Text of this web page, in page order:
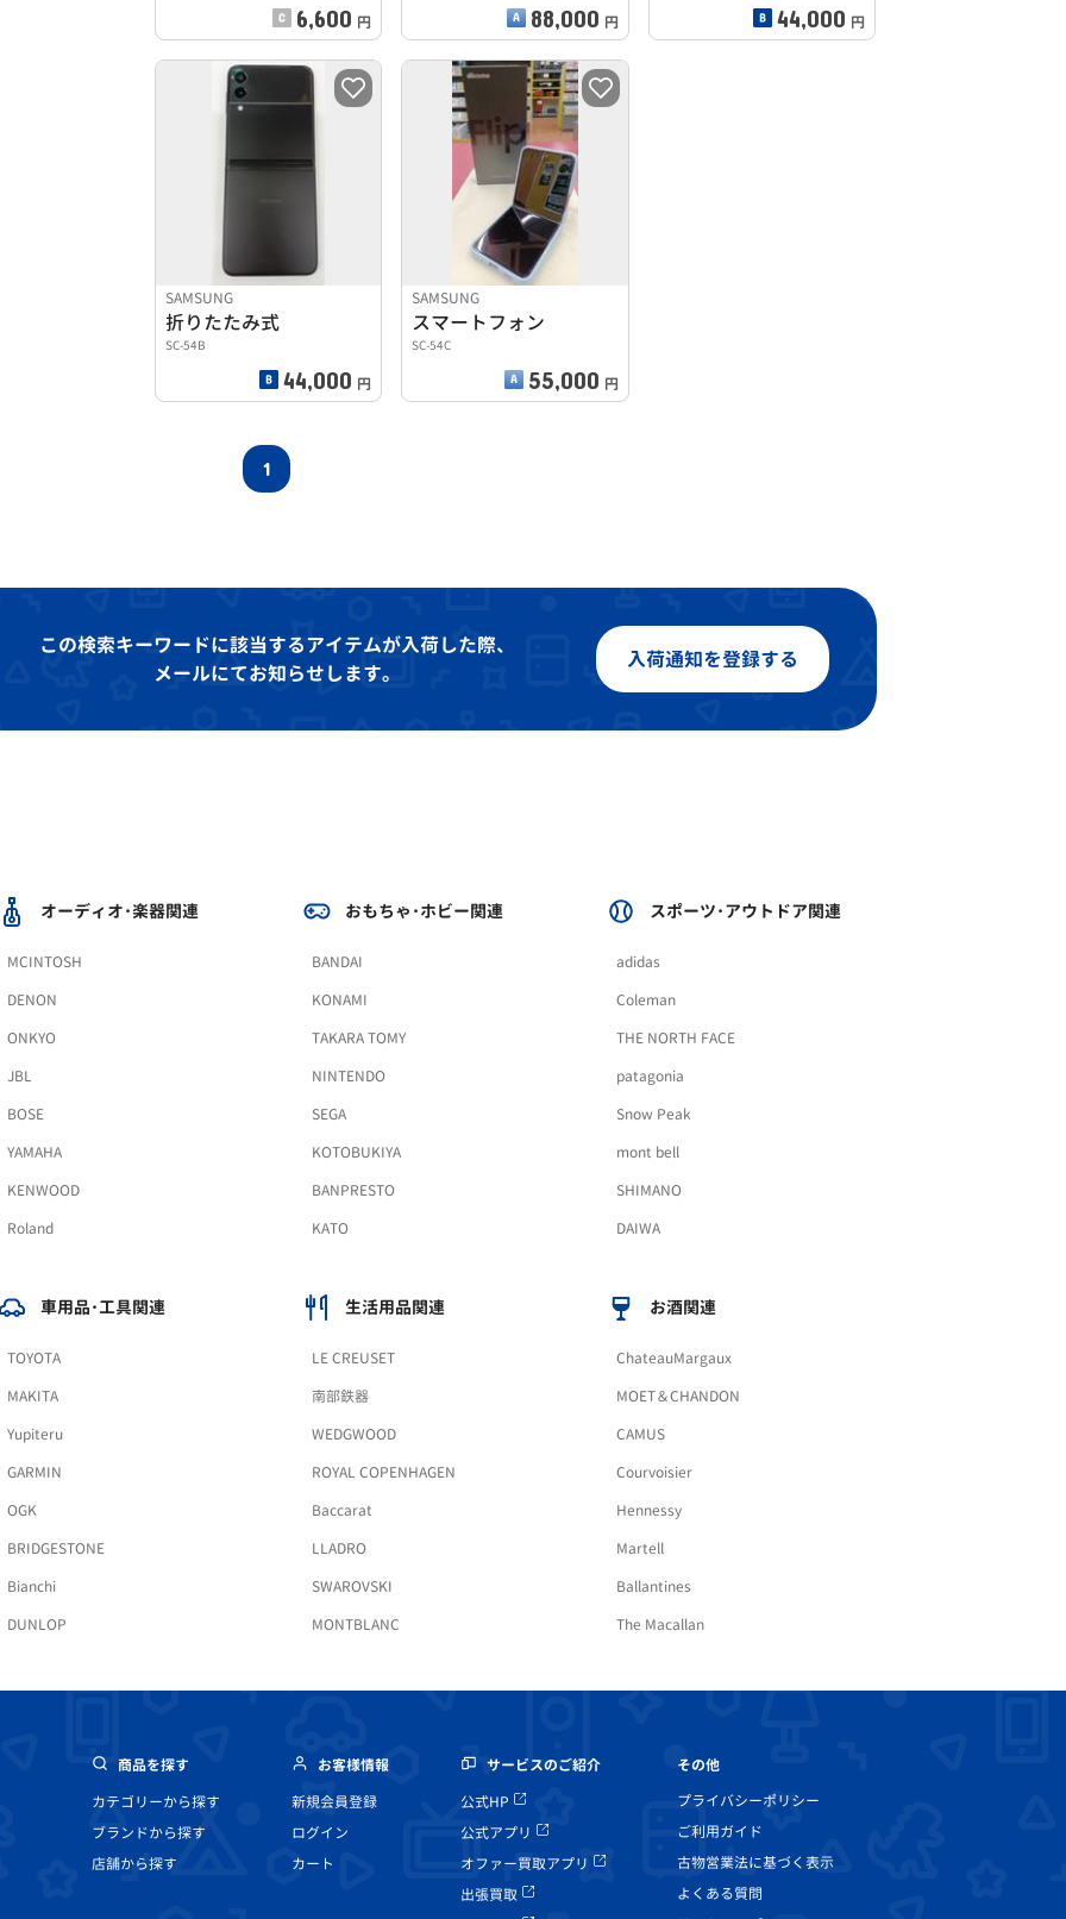
6,600 円 88,000 円 44,000 円
SAMSUNG
折りたたみ式
SC-54B
44,000 円
SAMSUNG
スマートフォン
SC-54C
55,000 円
1
入荷通知を登録する
この検索キーワードに該当するアイテムが入荷した際、
メールにてお知らせします。
オーディオ･楽器関連
MCINTOSH
DENON
ONKYO
JBL
BOSE
YAMAHA
KENWOOD
Roland
おもちゃ･ホビー関連
BANDAI
KONAMI
TAKARA TOMY
NINTENDO
SEGA
KOTOBUKIYA
BANPRESTO
KATO
スポーツ･アウトドア関連
adidas
Coleman
THE NORTH FACE
patagonia
Snow Peak
mont bell
SHIMANO
DAIWA
車用品･工具関連
TOYOTA
MAKITA
Yupiteru
GARMIN
OGK
BRIDGESTONE
Bianchi
DUNLOP
生活用品関連
LE CREUSET
南部鉄器
WEDGWOOD
ROYAL COPENHAGEN
Baccarat
LLADRO
SWAROVSKI
MONTBLANC
お酒関連
ChateauMargaux
MOET＆CHANDON
CAMUS
Courvoisier
Hennessy
Martell
Ballantines
The Macallan
商品を探す
カテゴリーから探す
ブランドから探す
店舗から探す
お客様情報
新規会員登録
ログイン
カート
サービスのご紹介
公式HP
公式アプリ
オファー買取アプリ
出張買取
その他
プライバシーポリシー
ご利用ガイド
古物営業法に基づく表示
よくある質問